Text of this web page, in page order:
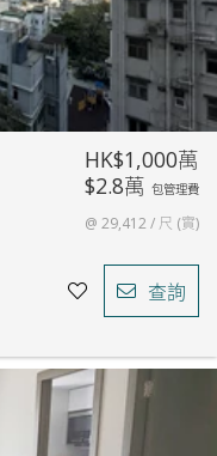
HK$1,000萬
$2.8萬 包管理費
@ 29,412 / 尺 (實)
查詢